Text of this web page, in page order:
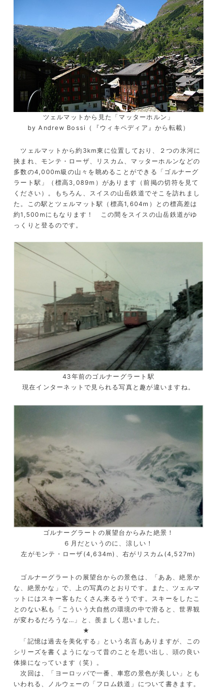
ツェルマットから見た「マッターホルン」
by Andrew Bossi（『ウィキペディア』から転載）
ツェルマットから約3km東に位置しており、２つの氷河に
挟まれ、モンテ・ローザ、リスカム、マッターホルンなどの
多数の4,000m級の山々を眺めることができる「ゴルナーグ
ラート駅」（標高3,089m）があります（前掲の切符を見て
ください）。もちろん、スイスの山岳鉄道でそこを訪れまし
た。この駅とツェルマット駅（標高1,604m）との標高差は
約1,500mにもなります！ この間をスイスの山岳鉄道がゆ
っくりと登るのです。
43年前のゴルナーグラート駅
現在インターネットで見られる写真と趣が違いますね。
ゴルナーグラートの展望台からみた絶景！
６月だというのに、涼しい！
左がモンテ・ローザ(4,634m)、右がリスカム(4,527m)
ゴルナーグラートの展望台からの景色は、「ああ、絶景か
な、絶景かな」で、上の写真のとおりです。また、ツェルマ
ットにはスキー客もたくさん来るそうです。スキーをしたこ
とのない私も「こういう大自然の環境の中で滑ると、世界観
が変わるだろうな…」と、羨ましく思いました。
★
「記憶は過去を美化する」という名言もありますが、この
シリーズを書くようになって昔のことを思い出し、頭の良い
体操になっています（笑）。
次回は、「ヨーロッパで一番、車窓の景色が美しい」とも
いわれる、ノルウェーの「フロム鉄道」について書きます。